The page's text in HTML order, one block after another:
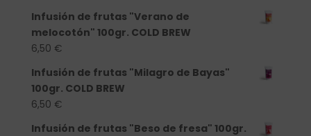
Infusión de frutas "Verano de
melocotón" 100gr. COLD BREW
6,50 €
Infusión de frutas "Milagro de Bayas"
100gr. COLD BREW
6,50 €
Infusión de frutas "Beso de fresa" 100gr.